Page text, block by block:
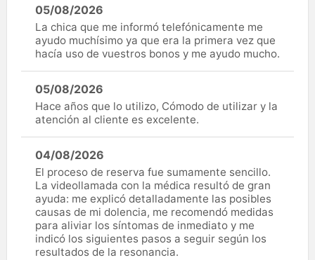
05/08/2026
La chica que me informó telefónicamente me
ayudo muchísimo ya que era la primera vez que
hacía uso de vuestros bonos y me ayudo mucho.
05/08/2026
Hace años que lo utilizo, Cómodo de utilizar y la
atención al cliente es excelente.
04/08/2026
El proceso de reserva fue sumamente sencillo.
La videollamada con la médica resultó de gran
ayuda: me explicó detalladamente las posibles
causas de mi dolencia, me recomendó medidas
para aliviar los síntomas de inmediato y me
indicó los siguientes pasos a seguir según los
resultados de la resonancia.